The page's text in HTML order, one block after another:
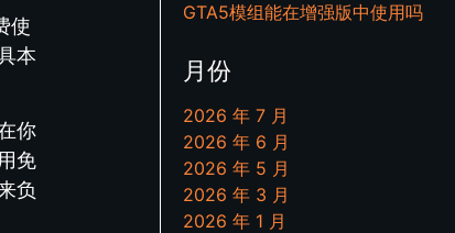
使
本
你
免
负
GTA5模组能在增强版中使用吗
月份
2026 年 7 月
2026 年 6 月
2026 年 5 月
2026 年 3 月
2026 年 1 月